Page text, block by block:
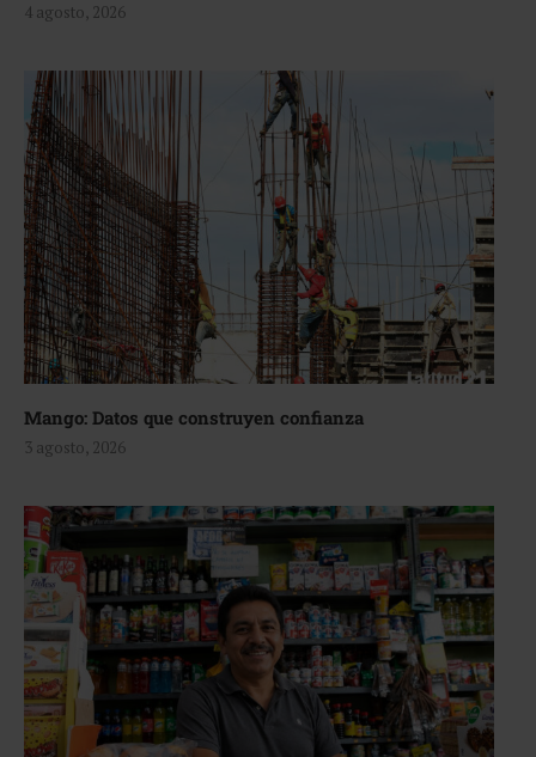
4 agosto, 2026
Mango: Datos que construyen confianza
3 agosto, 2026